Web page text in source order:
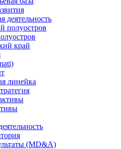
деятельность
полуостров
край
линейка
(MD&A)